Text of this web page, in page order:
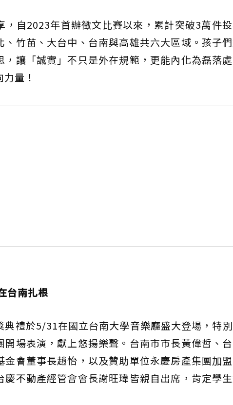
自2023年首辦徵文比賽以來，累計突破3萬件投
竹苗、大台中、台南與高雄共六大區域。孩子
讓「誠實」不只是外在規範，更能內化為磊落
量！
台南扎根
禮於5/31在國立台南大學音樂廳盛大登場，特
場表演，獻上悠揚樂聲。台南市市長黃偉哲、
會董事長趙怡，以及贊助單位永慶房產集團加
不動產經管會會長謝旺瑋皆親自出席，肯定學